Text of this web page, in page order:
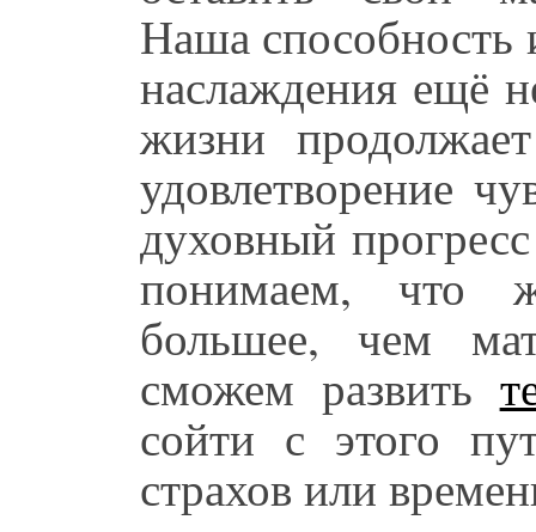
Наша
наслаждения ещё
жизни
удовлетворение
духовный
понимаем, что
большее, чем
сможем развить
сойти с этого
страхов или